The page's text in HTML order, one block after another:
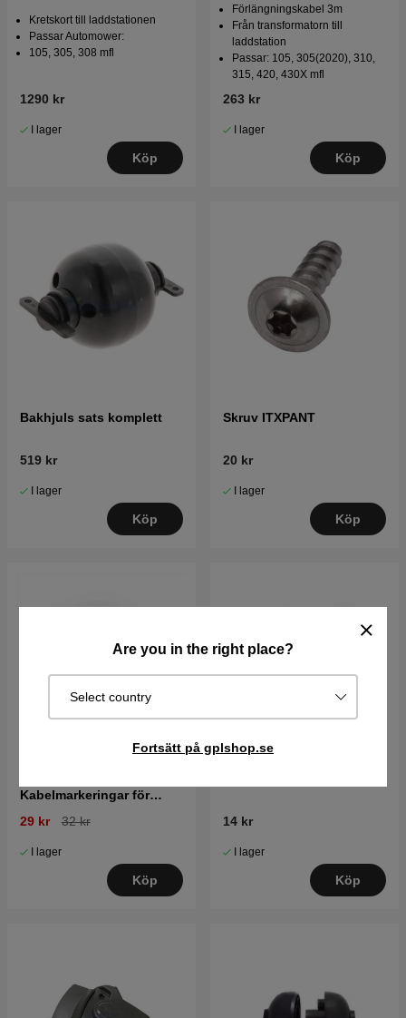
Are you in the right place?
Select country
Fortsätt på gplshop.se
Kretskort till laddstationen
Passar Automower:
105, 305, 308 mfl
1290 kr
I lager
Köp
Förlängningskabel 3m
Från transformatorn till
laddstation
Passar: 105, 305(2020), 310,
315, 420, 430X mfl
263 kr
I lager
Köp
Bakhjuls sats komplett
519 kr
I lager
Köp
Skruv ITXPANT
20 kr
I lager
Köp
Kabelmarkeringar för
29 kr 32 kr
I lager
Köp
14 kr
I lager
Köp